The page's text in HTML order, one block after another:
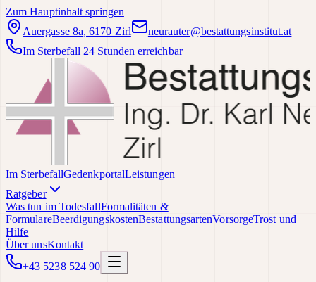
Zum Hauptinhalt springen
Auergasse 8a, 6170 Zirl
neurauter@bestattungsinstitut.at
Im Sterbefall 24 Stunden erreichbar
Im SterbefallGedenkportalLeistungen
Ratgeber
Was tun im TodesfallFormalitäten &
FormulareBeerdigungskostenBestattungsartenVorsorgeTrost und
Hilfe
Über unsKontakt
+43 5238 524 90